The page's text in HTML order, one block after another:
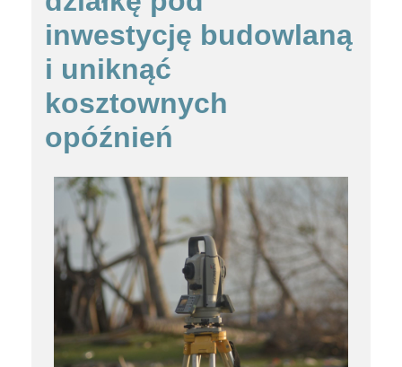
inwestycję budowlaną
i uniknąć
kosztownych
opóźnień